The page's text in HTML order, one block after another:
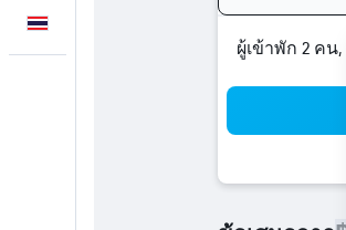
ผู้เข้าพัก 2 คน,